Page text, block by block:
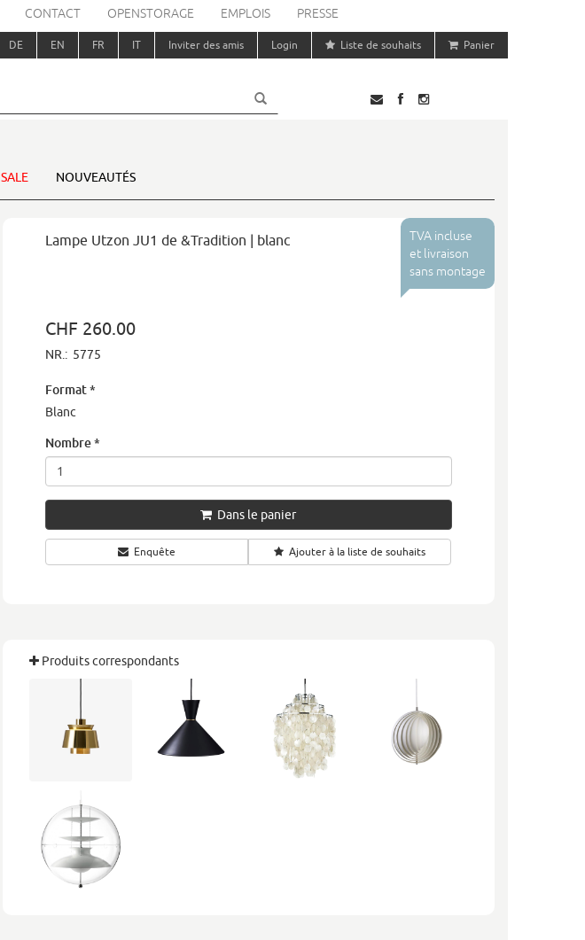
CONTACT OPENSTORAGE EMPLOIS PRESSE
DE EN FR IT Inviter des amis Login Liste de souhaits Panier
SALE NOUVEAUTÉS
TVA incluse
et livraison
sans montage
Lampe Utzon JU1 de &Tradition | blanc
CHF 260.00
NR.: 5775
Format*
Blanc
Nombre*
Dans le panier
Enquête Ajouter à la liste de souhaits
Produits correspondants